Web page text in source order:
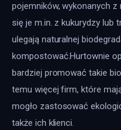
pojemników, wykonanych
się je m.in. z kukurydzy lub
ulegają naturalnej
kompostować.Hurtownie
bardziej promować takie
temu więcej firm, które
mogło zastosować
także ich klienci.